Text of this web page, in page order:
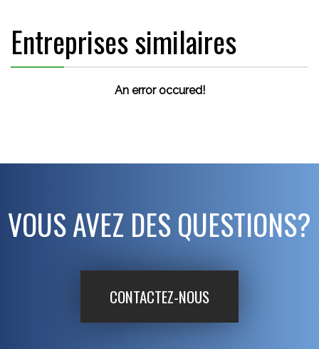
Entreprises similaires
An error occured!
VOUS AVEZ DES QUESTIONS?
CONTACTEZ-NOUS